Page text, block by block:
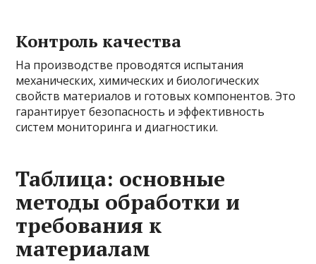
Контроль качества
На производстве проводятся испытания
механических, химических и биологических
свойств материалов и готовых компонентов. Это
гарантирует безопасность и эффективность
систем мониторинга и диагностики.
Таблица: основные
методы обработки и
требования к
материалам